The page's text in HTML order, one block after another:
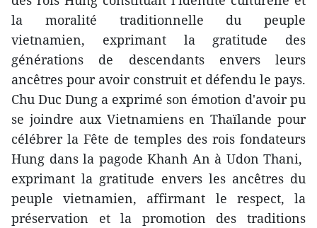
la moralité traditionnelle du peuple
vietnamien, exprimant la gratitude des
générations de descendants envers leurs
ancêtres pour avoir construit et défendu le pays.
Chu Duc Dung a exprimé son émotion d'avoir pu
se joindre aux Vietnamiens en Thaïlande pour
célébrer la Fête de temples des rois fondateurs
Hung dans la pagode Khanh An à Udon Thani,
exprimant la gratitude envers les ancêtres du
peuple vietnamien, affirmant le respect, la
préservation et la promotion des traditions